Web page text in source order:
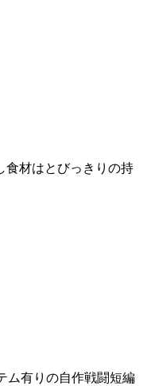
食材はとびっきりの持
ム有りの自作戦闘短編